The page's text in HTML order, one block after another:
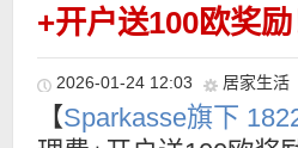
+开户送100欧奖
2026-01-24 12:03 居家生活
【Sparkasse旗下